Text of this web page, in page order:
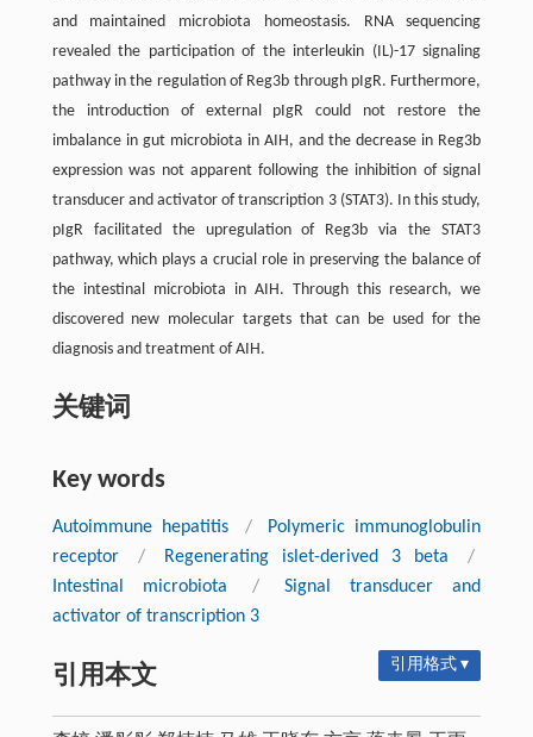
and maintained microbiota homeostasis. RNA sequencing
revealed the participation of the interleukin (IL)-17 signaling
pathway in the regulation of Reg3b through pIgR. Furthermore,
the introduction of external pIgR could not restore the
imbalance in gut microbiota in AIH, and the decrease in Reg3b
expression was not apparent following the inhibition of signal
transducer and activator of transcription 3 (STAT3). In this study,
pIgR facilitated the upregulation of Reg3b via the STAT3
pathway, which plays a crucial role in preserving the balance of
the intestinal microbiota in AIH. Through this research, we
discovered new molecular targets that can be used for the
diagnosis and treatment of AIH.
关键词
Key words
Autoimmune hepatitis /
Polymeric immunoglobulin
receptor
/ Regenerating islet-derived 3 beta
/
Intestinal microbiota
/
Signal transducer and
activator of transcription 3
引用本文 引用格式 ▾